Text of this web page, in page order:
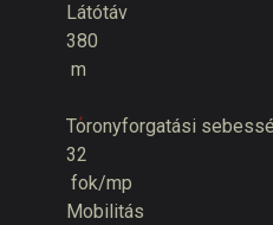
Látótáv
380
m
Toronyforgatási
32
fok/mp
Mobilitás